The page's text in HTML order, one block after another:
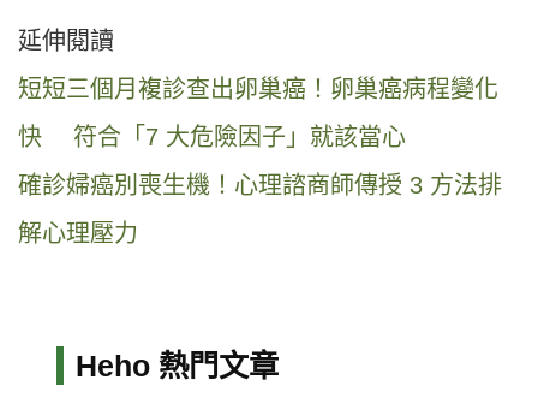
延伸閱讀
短短三個月複診查出卵巢癌！卵巢癌病程變化
快 符合「7 大危險因子」就該當心
確診婦癌別喪生機！心理諮商師傳授 3 方法排
解心理壓力
Heho 熱門文章